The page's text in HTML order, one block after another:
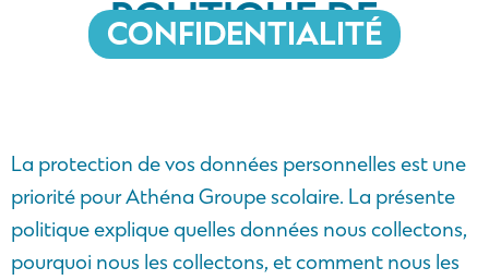
POLITIQUE DE
CONFIDENTIALITÉ
La protection de vos données personnelles est une
priorité pour Athéna Groupe scolaire. La présente
politique explique quelles données nous collectons,
pourquoi nous les collectons, et comment nous les